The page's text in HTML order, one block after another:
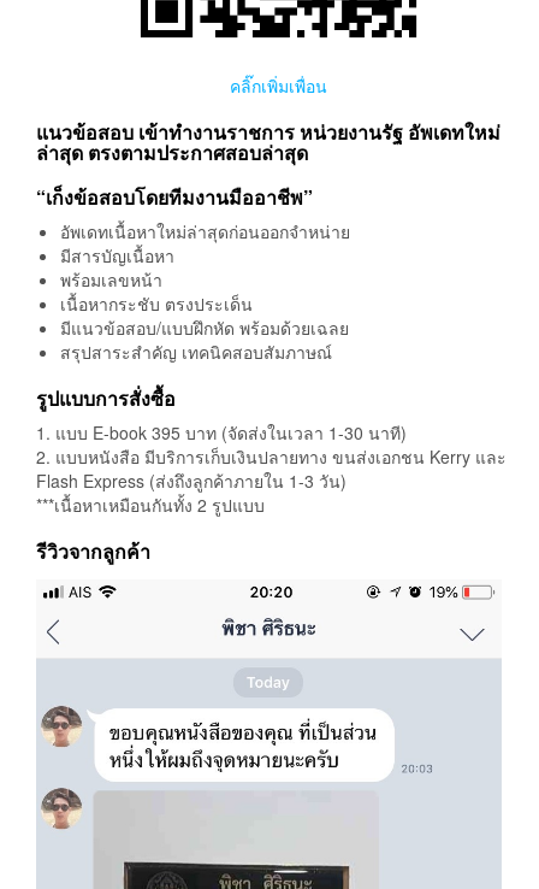
คลิ๊กเพิ่มเพื่อน
แนวข้อสอบ เข้าทำงานราชการ หน่วยงานรัฐ อัพเดทใหม่
ล่าสุด ตรงตามประกาศสอบล่าสุด
“เก็งข้อสอบโดยทีมงานมืออาชีพ”
อัพเดทเนื้อหาใหม่ล่าสุดก่อนออกจำหน่าย
มีสารบัญเนื้อหา
พร้อมเลขหน้า
เนื้อหากระชับ ตรงประเด็น
มีแนวข้อสอบ/แบบฝึกหัด พร้อมด้วยเฉลย
สรุปสาระสำคัญ เทคนิคสอบสัมภาษณ์
รูปแบบการสั่งซื้อ
1. แบบ E-book 395 บาท (จัดส่งในเวลา 1-30 นาที)
2. แบบหนังสือ มีบริการเก็บเงินปลายทาง ขนส่งเอกชน Kerry และ
Flash Express (ส่งถึงลูกค้าภายใน 1-3 วัน)
***เนื้อหาเหมือนกันทั้ง 2 รูปแบบ
รีวิวจากลูกค้า